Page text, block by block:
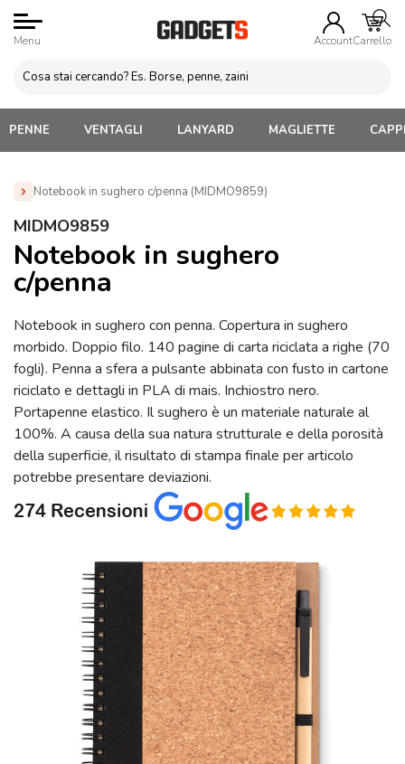
Menu AccountCarrello
PENNE VENTAGLI LANYARD MAGLIETTE
Notebook in sughero c/penna (MIDMO9859)
Home » Blocchi appunti Personalizzati
MIDMO9859
Notebook in sughero
c/penna
Notebook in sughero con penna. Copertura in sughero
morbido. Doppio filo. 140 pagine di carta riciclata a righe (70
fogli). Penna a sfera a pulsante abbinata con fusto in cartone
riciclato e dettagli in PLA di mais. Inchiostro nero.
Portapenne elastico. Il sughero è un materiale naturale al
100%. A causa della sua natura strutturale e della porosità
della superficie, il risultato di stampa finale per articolo
potrebbe presentare deviazioni.